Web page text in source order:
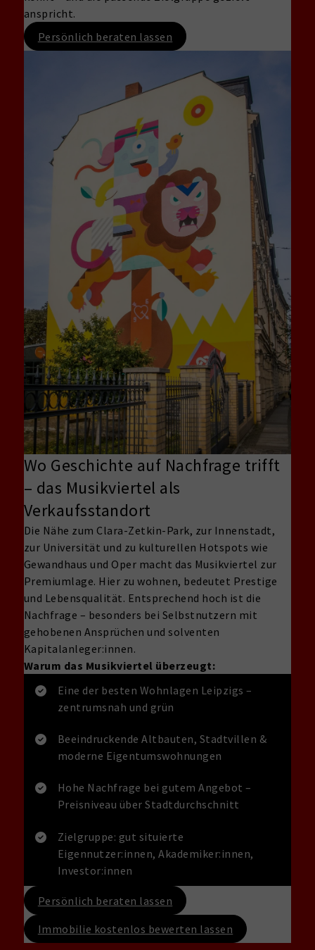
anspricht.
Persönlich beraten lassen
Wo Geschichte auf Nachfrage trifft
– das Musikviertel als
Verkaufsstandort
Die Nähe zum Clara-Zetkin-Park, zur Innenstadt,
zur Universität und zu kulturellen Hotspots wie
Gewandhaus und Oper macht das Musikviertel zur
Premiumlage. Hier zu wohnen, bedeutet Prestige
und Lebensqualität. Entsprechend hoch ist die
Nachfrage – besonders bei Selbstnutzern mit
gehobenen Ansprüchen und solventen
Kapitalanleger:innen.
Warum das Musikviertel überzeugt:
Eine der besten Wohnlagen Leipzigs –
zentrumsnah und grün
Beeindruckende Altbauten, Stadtvillen &
moderne Eigentumswohnungen
Hohe Nachfrage bei gutem Angebot –
Preisniveau über Stadtdurchschnitt
Zielgruppe: gut situierte
Eigennutzer:innen, Akademiker:innen,
Investor:innen
Persönlich beraten lassen
Immobilie kostenlos bewerten lassen